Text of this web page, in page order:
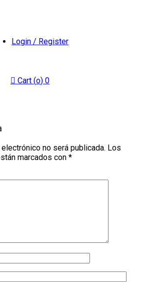
Login / Register
Cart (o) 0
no será publicada. Los
marcados con *